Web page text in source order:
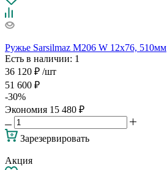
Ружье Sarsilmaz M206 W 12x76, 510мм
Есть в наличии: 1
36 120 ₽ /шт
51 600 ₽
-30%
Экономия 15 480 ₽
Зарезервировать
Акция